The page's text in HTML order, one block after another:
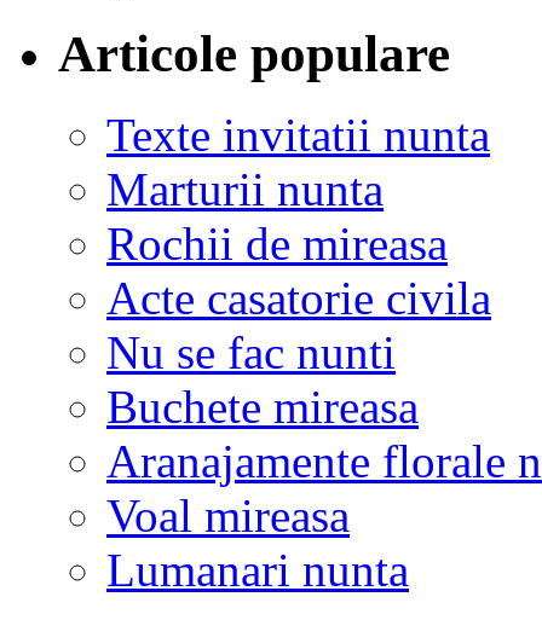
Articole populare
Texte invitatii nunta
Marturii nunta
Rochii de mireasa
Acte casatorie civila
Nu se fac nunti
Buchete mireasa
Aranajamente florale
Voal mireasa
Lumanari nunta